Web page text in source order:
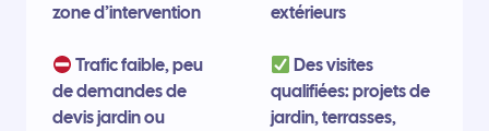
zone d’intervention
Trafic faible, peu
de demandes de
devis jardin ou
extérieurs
Des visites
qualifiées: projets de
jardin, terrasses,